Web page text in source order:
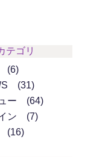
テゴリ
6
31
ー
64
ン
7
16